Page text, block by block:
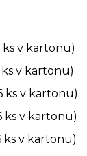
ks v kartonu)
ks v kartonu)
ks v kartonu)
ks v kartonu)
ks v kartonu)